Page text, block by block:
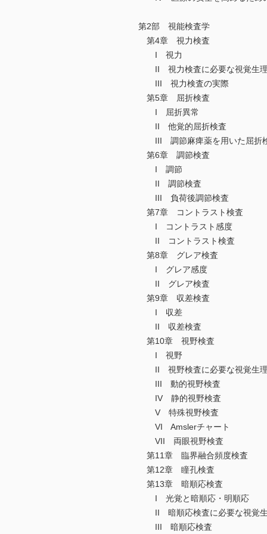
第2部 視能検査学
第4章 視力検査
I 視力
II 視力検査に必要な視覚生
III 視力検査の実際
第5章 屈折検査
I 屈折異常
II 他覚的屈折検査
III 調節麻痺薬を用いた屈折
第6章 調節検査
I 調節
II 調節検査
III 負荷後調節検査
第7章 コントラスト検査
I コントラスト感度
II コントラスト検査
第8章 グレア検査
I グレア感度
II グレア検査
第9章 収差検査
I 収差
II 収差検査
第10章 視野検査
I 視野
II 視野検査に必要な視覚生理
III 動的視野検査
IV 静的視野検査
V 特殊視野検査
VI Amslerチャート
VII 両眼視野検査
第11章 臨界融合頻度検査
第12章 瞳孔検査
第13章 暗順応検査
I 光覚と暗順応・明順応
II 暗順応検査に必要な視覚
III 暗順応検査